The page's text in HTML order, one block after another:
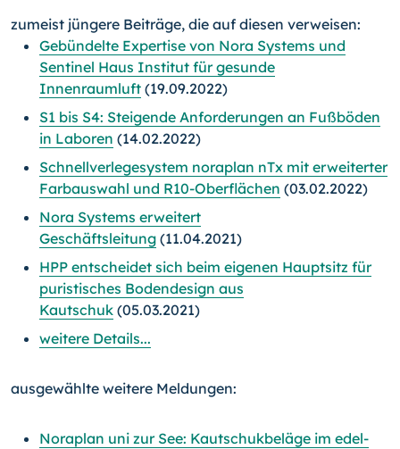
zumeist jüngere Beiträge, die auf diesen verweisen:
Gebündelte Expertise von Nora Systems und
Sentinel Haus Institut für gesunde
Innenraumluft (19.09.2022)
S1 bis S4: Steigende Anforderungen an Fußböden
in Laboren (14.02.2022)
Schnellverlegesystem noraplan nTx mit erweiterter
Farbauswahl und R10-Oberflächen (03.02.2022)
Nora Systems erweitert
Geschäftsleitung (11.04.2021)
HPP entscheidet sich beim eigenen Hauptsitz für
puristisches Bodendesign aus
Kautschuk (05.03.2021)
weitere Details...
ausgewählte weitere Meldungen:
Noraplan uni zur See: Kautschukbeläge im edel-